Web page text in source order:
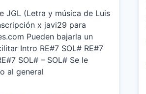
JGL (Letra y música de Luis
x javi29 para
Pueden bajarla un
Intro RE#7 SOL# RE#7
SOL# – SOL# Se le
al general